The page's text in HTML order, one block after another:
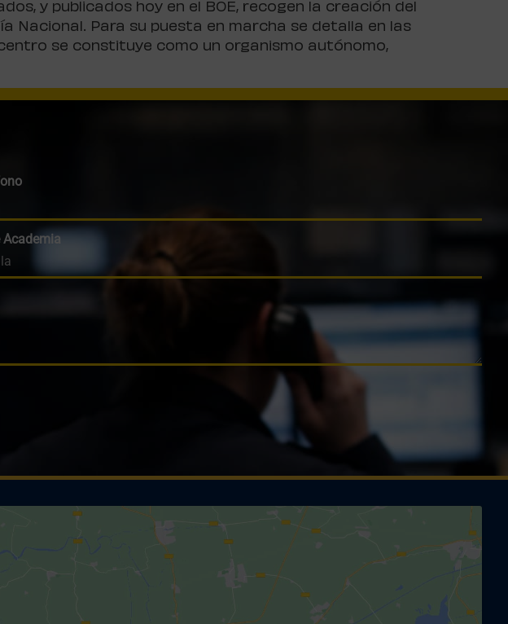
y publicados hoy en el BOE, recogen la creación del
Nacional. Para su puesta en marcha se detalla en las
se constituye como un organismo autónomo,
Academia